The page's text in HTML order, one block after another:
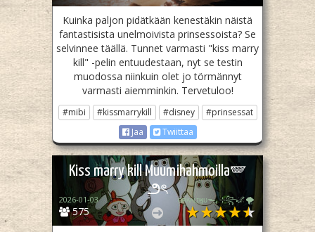
Kuinka paljon pidätkään kenestäkin näistä
fantastisista unelmoivista prinsessoista? Se
selvinnee täällä. Tunnet varmasti "kiss marry
kill" -pelin entuudestaan, nyt se testin
muodossa niinkuin olet jo törmännyt
varmasti aiemminkin. Tervetuloo!
#mibi #kissmarrykill #disney
#prinsessat
Jaa
Twiittaa
Kiss marry kill Muumihahmoilla🪽
౨ৎ
575
2026-01-03 ᴏᴘᴀᴀʟɪӄᴜᴜᯓ₊ ⊹꧂🌌🌪